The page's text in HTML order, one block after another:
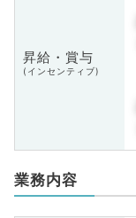
昇給・賞与
(インセンティブ)
業務内容